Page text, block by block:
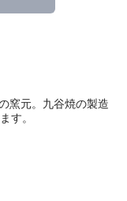
窯元。九谷焼の製造
す。